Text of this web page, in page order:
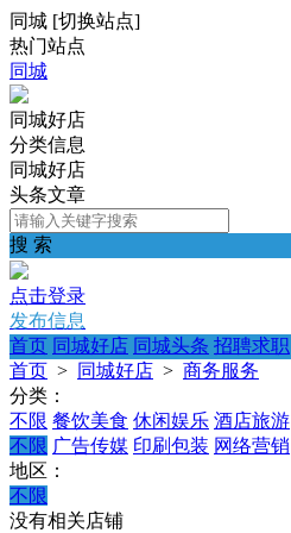
同城 [切换站点]
热门站点
同城
同城好店
分类信息
同城好店
头条文章
搜 索
点击登录
发布信息
首页 同城好店 同城头条 招聘求职
首页 > 同城好店 > 商务服务
分类：
不限 餐饮美食 休闲娱乐 酒店旅游
不限 广告传媒 印刷包装 网络营销
地区：
不限
没有相关店铺